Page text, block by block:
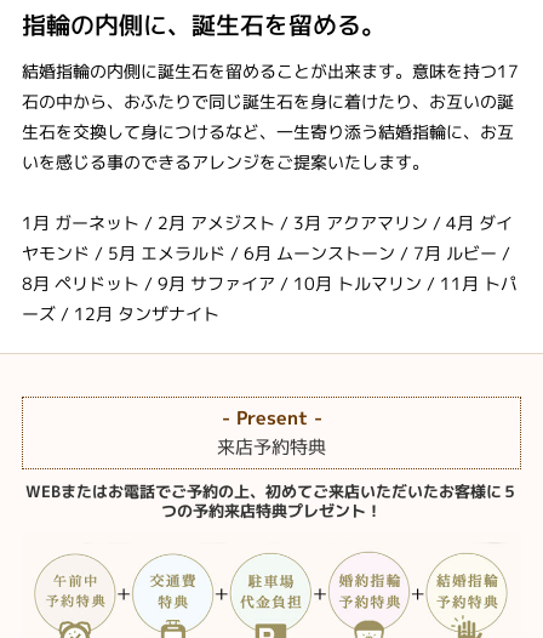
指輪の内側に、誕生石を留める。
結婚指輪の内側に誕生石を留めることが出来ます。意味を持つ17
石の中から、おふたりで同じ誕生石を身に着けたり、お互いの誕
生石を交換して身につけるなど、一生寄り添う結婚指輪に、お互
いを感じる事のできるアレンジをご提案いたします。
1月 ガーネット / 2月 アメジスト / 3月 アクアマリン / 4月 ダイ
ヤモンド / 5月 エメラルド / 6月 ムーンストーン / 7月 ルビー /
8月 ペリドット / 9月 サファイア / 10月 トルマリン / 11月 トパ
ーズ / 12月 タンザナイト
- Present -
来店予約特典
WEBまたはお電話でご予約の上、初めてご来店いただいたお客様に５
つの予約来店特典プレゼント！